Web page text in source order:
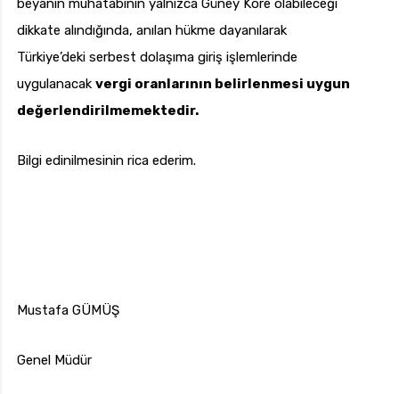
beyanın muhatabının yalnızca Güney Kore olabileceği
dikkate alındığında, anılan hükme dayanılarak
Türkiye’deki serbest dolaşıma giriş işlemlerinde
uygulanacak vergi oranlarının belirlenmesi uygun
değerlendirilmemektedir.
Bilgi edinilmesinin rica ederim.
Mustafa GÜMÜŞ
Genel Müdür